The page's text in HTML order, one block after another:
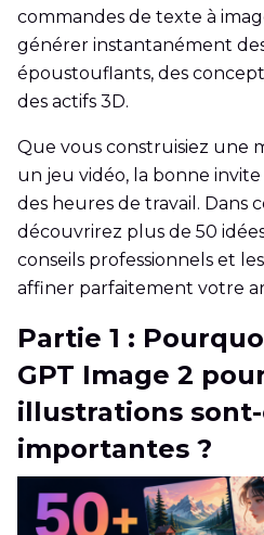
commandes de texte à
générer instantanément
époustouflants, des
des actifs 3D.
Que vous construisiez une
un jeu vidéo, la bonne
des heures de travail. Dans
découvrirez plus de 50
conseils professionnels et
affiner parfaitement votre
Partie 1 :
GPT Image 2
illustrations
importantes ?